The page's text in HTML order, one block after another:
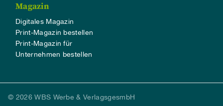
Magazin
Digitales Magazin
Print-Magazin bestellen
Print-Magazin für
Unternehmen bestellen
© 2026 WBS Werbe & VerlagsgesmbH